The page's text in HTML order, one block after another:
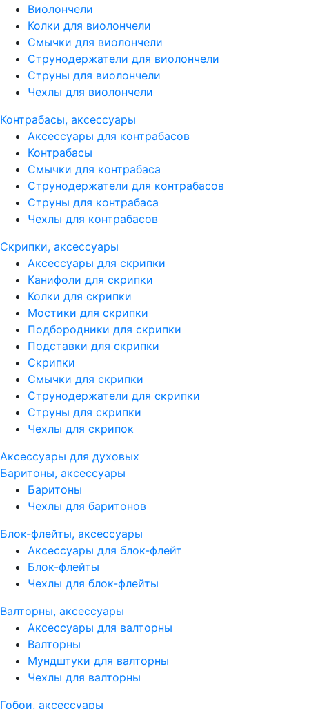
Виолончели
Колки для виолончели
Смычки для виолончели
Струнодержатели для виолончели
Струны для виолончели
Чехлы для виолончели
Контрабасы, аксессуары
Аксессуары для контрабасов
Контрабасы
Смычки для контрабаса
Струнодержатели для контрабасов
Струны для контрабаса
Чехлы для контрабасов
Скрипки, аксессуары
Аксессуары для скрипки
Канифоли для скрипки
Колки для скрипки
Мостики для скрипки
Подбородники для скрипки
Подставки для скрипки
Скрипки
Смычки для скрипки
Струнодержатели для скрипки
Струны для скрипки
Чехлы для скрипок
Аксессуары для духовых
Баритоны, аксессуары
Баритоны
Чехлы для баритонов
Блок-флейты, аксессуары
Аксессуары для блок-флейт
Блок-флейты
Чехлы для блок-флейты
Валторны, аксессуары
Аксессуары для валторны
Валторны
Мундштуки для валторны
Чехлы для валторны
Гобои, аксессуары